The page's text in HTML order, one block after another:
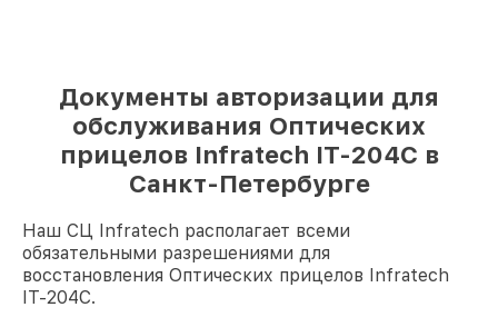
Документы авторизации для
обслуживания Оптических
прицелов Infratech IT-204C в
Санкт-Петербурге
Наш СЦ Infratech располагает всеми
обязательными разрешениями для
восстановления Оптических прицелов Infratech
IT-204C.